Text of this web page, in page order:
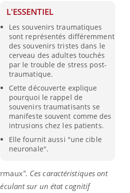
L'ESSENTIEL
Les souvenirs traumatiques
sont représentés différemment
des souvenirs tristes dans le
cerveau des adultes touchés
par le trouble de stress post-
traumatique.
Cette découverte explique
pourquoi le rappel de
souvenirs traumatisants se
manifeste souvent comme des
intrusions chez les patients.
Elle fournit aussi "une cible
neuronale".
". Ces caractéristiques ont
sur un état cognitif